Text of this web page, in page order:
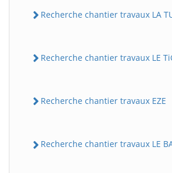
Recherche chantier travaux LA
Recherche chantier travaux LE
Recherche chantier travaux EZE
Recherche chantier travaux LE